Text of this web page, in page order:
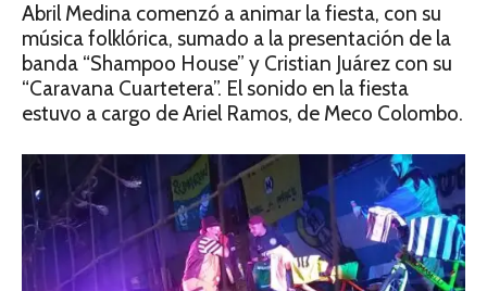
Abril Medina comenzó a animar la fiesta, con su
música folklórica, sumado a la presentación de la
banda “Shampoo House” y Cristian Juárez con su
“Caravana Cuartetera”. El sonido en la fiesta
estuvo a cargo de Ariel Ramos, de Meco Colombo.